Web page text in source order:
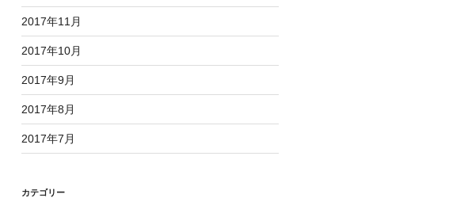
2017年11月
2017年10月
2017年9月
2017年8月
2017年7月
カテゴリー